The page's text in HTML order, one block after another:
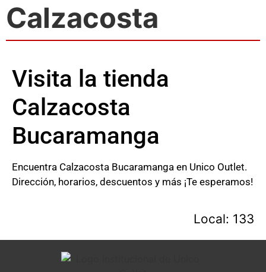
Calzacosta
Visita la tienda
Calzacosta
Bucaramanga
Encuentra Calzacosta Bucaramanga en Unico Outlet.
Dirección, horarios, descuentos y más ¡Te esperamos!
Local: 133